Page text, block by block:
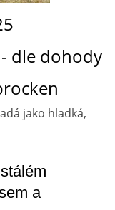
dle dohody
jako hladká,
a